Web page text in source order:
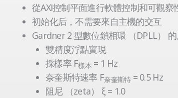
從AXI控制平面進行軟體控制和可觀察
初始化后，不需要來自主機的交互
Gardner 2 型數位鎖相環 （DPLL）
雙精度浮點實現
採樣率 F樣本= 1 Hz
奈奎斯特速率 F奈奎斯特= 0.5 Hz
阻尼 （zeta） ξ = 1.0